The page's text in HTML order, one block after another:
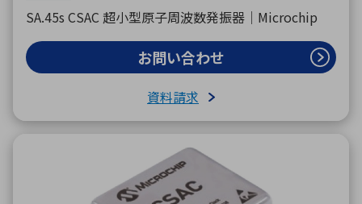
SA.45s CSAC 超小型原子周波数発振器｜Microchip
お問い合わせ
資料請求